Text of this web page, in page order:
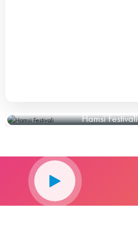
Hamsi Festivali